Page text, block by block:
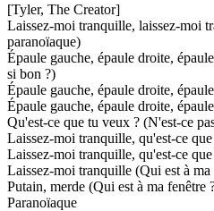
[Tyler, The Creator]
Laissez-moi tranquille, laissez-moi
paranoïaque)
Épaule gauche, épaule droite,
si bon ?)
Épaule gauche, épaule droite,
Épaule gauche, épaule droite,
Qu'est-ce que tu veux ? (N'est-ce
Laissez-moi tranquille, qu'est-ce
Laissez-moi tranquille, qu'est-ce
Laissez-moi tranquille (Qui est à ma
Putain, merde (Qui est à ma fenêtre
Paranoïaque